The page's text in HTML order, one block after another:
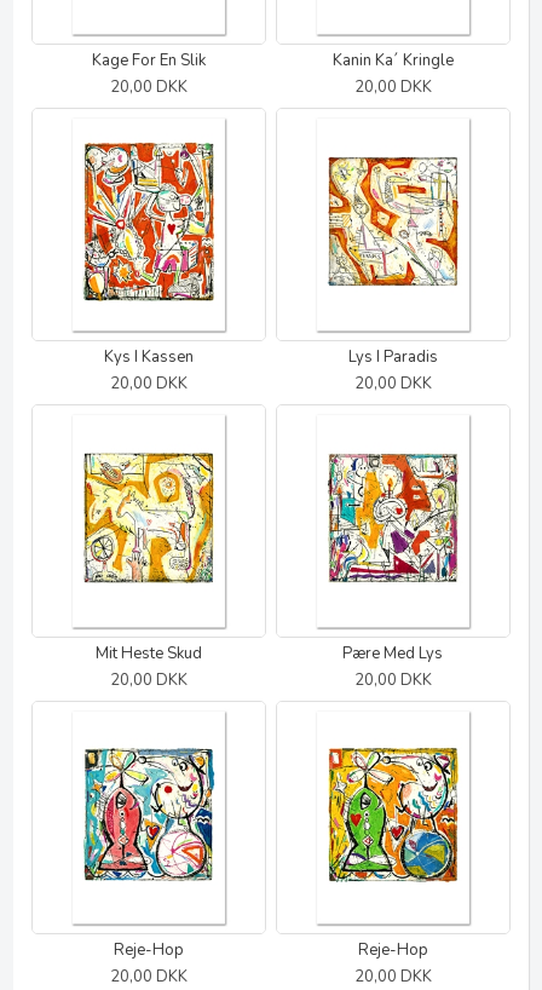
Kage For En Slik
20,00 DKK
Kanin Ka´ Kringle
20,00 DKK
Kys I Kassen
20,00 DKK
Lys I Paradis
20,00 DKK
Mit Heste Skud
20,00 DKK
Pære Med Lys
20,00 DKK
Reje-Hop
20,00 DKK
Reje-Hop
20,00 DKK